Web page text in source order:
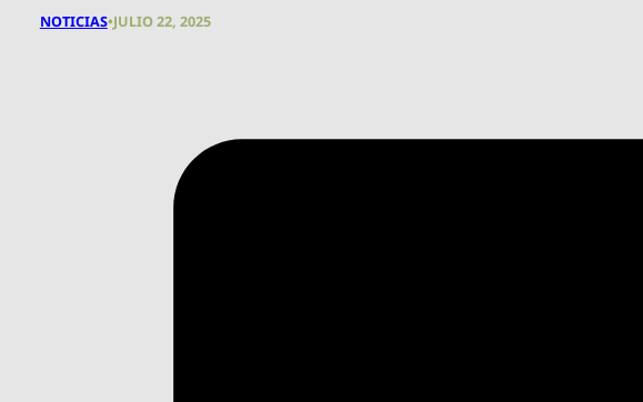
NOTICIAS•JULIO 22, 2025